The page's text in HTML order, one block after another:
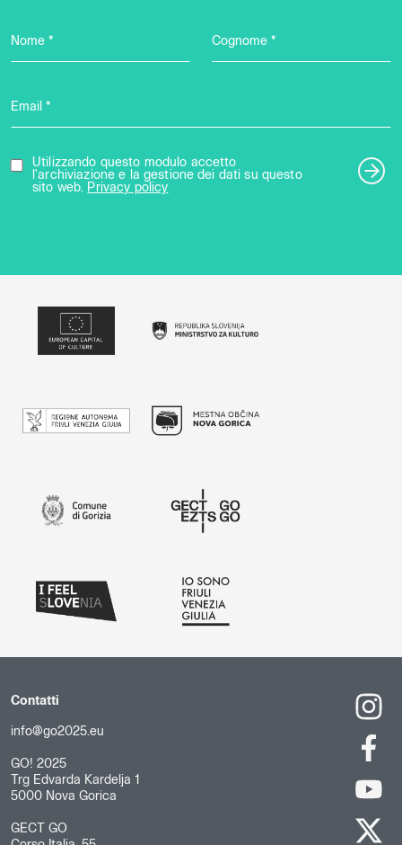
Nome * Cognome *
Email *
Utilizzando questo modulo accetto
l'archiviazione e la gestione dei dati su questo
sito web. Privacy policy
Contatti
info@go2025.eu
GO! 2025
Trg Edvarda Kardelja 1
5000 Nova Gorica
GECT GO